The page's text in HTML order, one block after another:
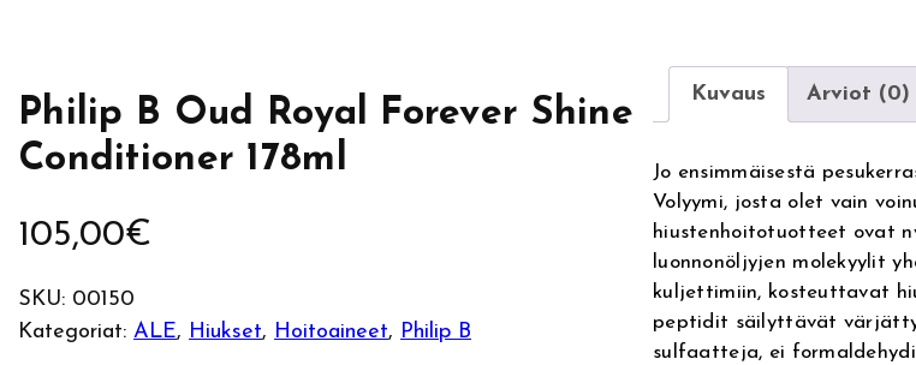
Philip B Oud Royal Forever Shine
Conditioner 178ml
105,00€
SKU: 00150
Kategoriat:ALE, Hiukset, Hoitoaineet, Philip B
Kuvaus Arviot (0)
Jo ensimmäisestä
Volyymi, josta olet vain
hiustenhoitotuotteet ovat
luonnonöljyjen molekyylit
kuljettimiin, kosteuttavat
peptidit säilyttävät
sulfaatteja, ei